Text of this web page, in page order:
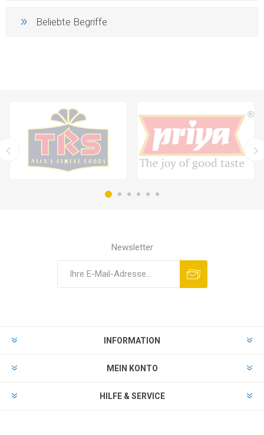
Beliebte Begriffe
Newsletter
INFORMATION
MEIN KONTO
HILFE & SERVICE